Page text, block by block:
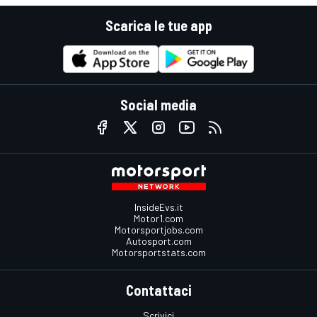
Scarica le tue app
Social media
InsideEvs.it
Motor1.com
Motorsportjobs.com
Autosport.com
Motorsportstats.com
Contattaci